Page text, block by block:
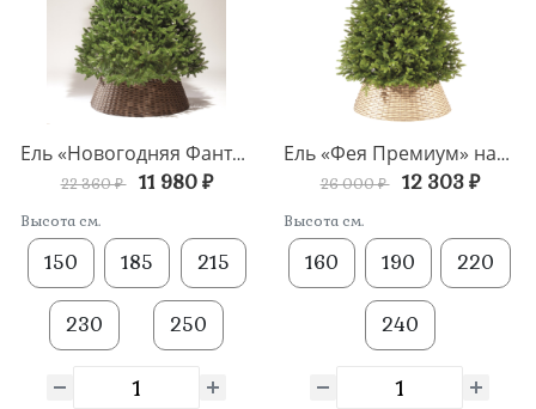
Ель «Новогодняя Фантазия» напольная
22 360 ₽ 11 980 ₽
Высота см.
150 185 215
230 250
Ель «Фея Премиум» напольная
26 000 ₽ 12 303 ₽
Высота см.
160 190 220
240